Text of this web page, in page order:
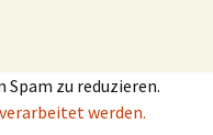
Spam zu reduzieren.
werden.